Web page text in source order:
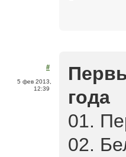
#
5 фев 2013,
12:39
года
01.
02.